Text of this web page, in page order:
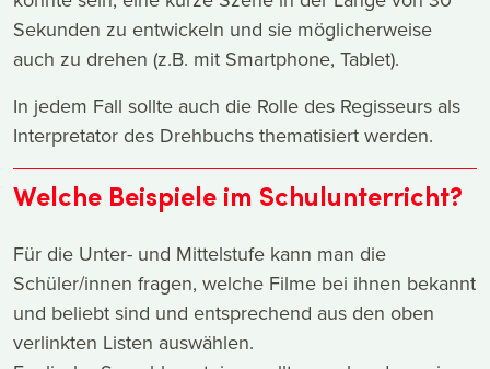
Sekunden zu entwickeln und sie möglicherweise
auch zu drehen (z.B. mit Smartphone, Tablet).
In jedem Fall sollte auch die Rolle des Regisseurs als
Interpretator des Drehbuchs thematisiert werden.
Welche Beispiele im Schulunterricht?
Für die Unter- und Mittelstufe kann man die
Schüler/innen fragen, welche Filme bei ihnen bekannt
und beliebt sind und entsprechend aus den oben
verlinkten Listen auswählen.